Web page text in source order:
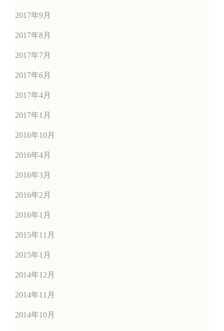
2017年9月
2017年8月
2017年7月
2017年6月
2017年4月
2017年1月
2016年10月
2016年4月
2016年3月
2016年2月
2016年1月
2015年11月
2015年1月
2014年12月
2014年11月
2014年10月